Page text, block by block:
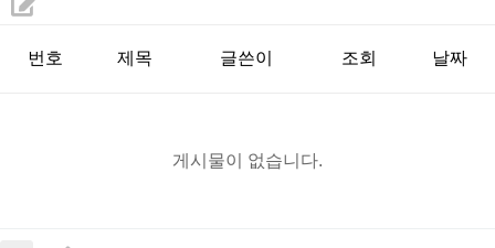
번호 제목 글쓴이 조회 날짜
게시물이 없습니다.